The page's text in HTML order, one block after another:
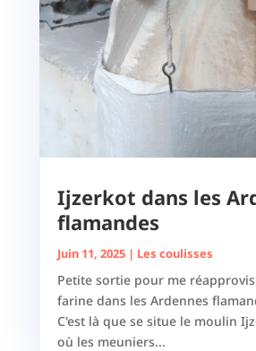
Ijzerkot dans les
flamandes
Juin 11, 2025| Les coulisses
Petite sortie pour me
farine dans les Ardennes
C'est là que se situe le moulin
où les meuniers...